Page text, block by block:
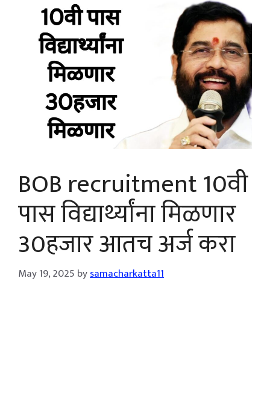
BOB recruitment 10वी
पास विद्यार्थ्यांना मिळणार
30हजार आतच अर्ज करा
May 19, 2025 bysamacharkatta11